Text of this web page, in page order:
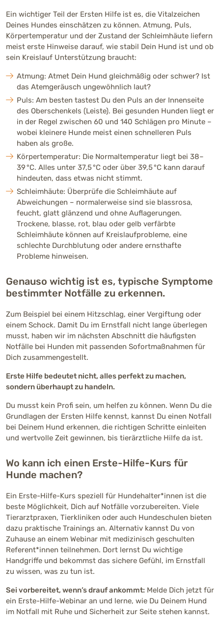
Ein wichtiger Teil der Ersten Hilfe ist es, die Vitalzeichen
Deines Hundes einschätzen zu können. Atmung, Puls,
Körpertemperatur und der Zustand der Schleimhäute liefern
meist erste Hinweise darauf, wie stabil Dein Hund ist und ob
sein Kreislauf Unterstützung braucht:
Atmung: Atmet Dein Hund gleichmäßig oder schwer? Ist
das Atemgeräusch ungewöhnlich laut?
Puls: Am besten tastest Du den Puls an der Innenseite
des Oberschenkels (Leiste). Bei gesunden Hunden liegt er
in der Regel zwischen 60 und 140 Schlägen pro Minute –
wobei kleinere Hunde meist einen schnelleren Puls
haben als große.
Körpertemperatur: Die Normaltemperatur liegt bei 38–
39 °C. Alles unter 37,5 °C oder über 39,5 °C kann darauf
hindeuten, dass etwas nicht stimmt.
Schleimhäute: Überprüfe die Schleimhäute auf
Abweichungen – normalerweise sind sie blassrosa,
feucht, glatt glänzend und ohne Auflagerungen.
Trockene, blasse, rot, blau oder gelb verfärbte
Schleimhäute können auf Kreislaufprobleme, eine
schlechte Durchblutung oder andere ernsthafte
Probleme hinweisen.
Genauso wichtig ist es, typische Symptome
bestimmter Notfälle zu erkennen.
Zum Beispiel bei einem Hitzschlag, einer Vergiftung oder
einem Schock. Damit Du im Ernstfall nicht lange überlegen
musst, haben wir im nächsten Abschnitt die häufigsten
Notfälle bei Hunden mit passenden Sofortmaßnahmen für
Dich zusammengestellt.
Erste Hilfe bedeutet nicht, alles perfekt zu machen,
sondern überhaupt zu handeln.
Du musst kein Profi sein, um helfen zu können. Wenn Du die
Grundlagen der Ersten Hilfe kennst, kannst Du einen Notfall
bei Deinem Hund erkennen, die richtigen Schritte einleiten
und wertvolle Zeit gewinnen, bis tierärztliche Hilfe da ist.
Wo kann ich einen Erste-Hilfe-Kurs für
Hunde machen?
Ein Erste-Hilfe-Kurs speziell für Hundehalter*innen ist die
beste Möglichkeit, Dich auf Notfälle vorzubereiten. Viele
Tierarztpraxen, Tierkliniken oder auch Hundeschulen bieten
dazu praktische Trainings an. Alternativ kannst Du von
Zuhause an einem Webinar mit medizinisch geschulten
Referent*innen teilnehmen. Dort lernst Du wichtige
Handgriffe und bekommst das sichere Gefühl, im Ernstfall
zu wissen, was zu tun ist.
Sei vorbereitet, wenn’s drauf ankommt: Melde Dich jetzt für
ein Erste-Hilfe-Webinar an und lerne, wie Du Deinem Hund
im Notfall mit Ruhe und Sicherheit zur Seite stehen kannst.